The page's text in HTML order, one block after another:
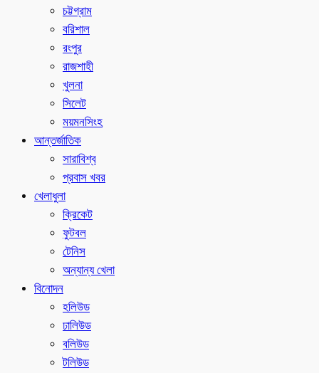
চট্টগ্রাম
বরিশাল
রংপুর
রাজশাহী
খুলনা
সিলেট
ময়মনসিংহ
আন্তর্জাতিক
সারাবিশ্ব
প্রবাস খবর
খেলাধুলা
ক্রিকেট
ফুটবল
টেনিস
অন্যান্য খেলা
বিনোদন
হলিউড
ঢালিউড
বলিউড
টলিউড